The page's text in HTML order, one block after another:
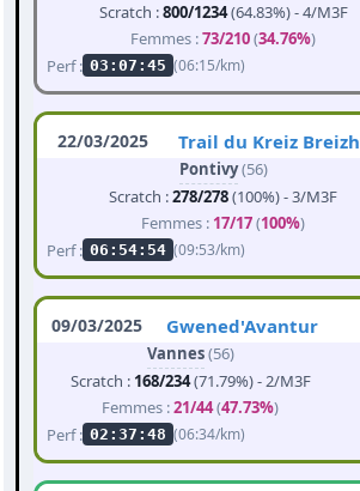
Scratch :800/1234(64.83%) - 4/M3F
Femmes :73/210(34.76%)
Perf : 03:07:45 (06:15/km)
22/03/2025 Trail du Kreiz Breizh
Pontivy(56)
Scratch :278/278(100%) - 3/M3F
Femmes : 17/17(100%)
Perf : 06:54:54 (09:53/km)
09/03/2025 Gwened'Avantur
Vannes(56)
Scratch : 168/234(71.79%) - 2/M3F
Femmes :21/44(47.73%)
Perf : 02:37:48 (06:34/km)